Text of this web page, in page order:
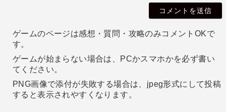
ゲームのページは感想・質問・攻略のみコメントOKで
す。
ゲームが始まらない場合は、PCかスマホかを必ず書い
てください。
PNG画像で添付が失敗する場合は、jpeg形式にして投稿
すると表示されやすくなります。